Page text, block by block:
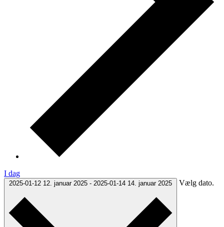
I dag
2025-01-12 12. januar 2025 - 2025-01-14 14. januar 2025 Vælg dato.